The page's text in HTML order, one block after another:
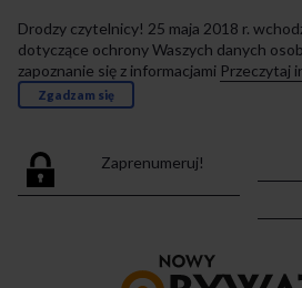
Drodzy czytelnicy! 25 maja 2018 r.
dotyczące ochrony Waszych danych
zapoznanie się z informacjami Przeczytaj
Zgadzam się
Zaprenumeruj!